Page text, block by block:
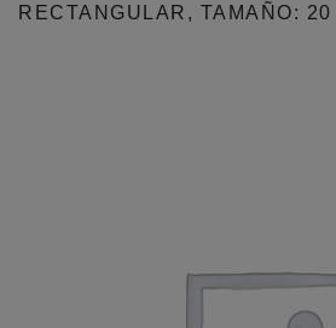
RECTANGULAR, TAMAÑO: